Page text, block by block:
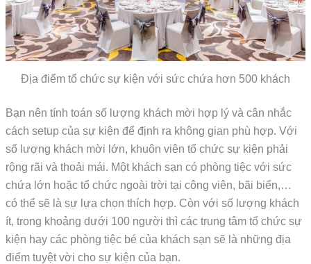
Địa điểm tổ chức sự kiện với sức chứa hơn 500 khách
Bạn nên tính toán số lượng khách mời hợp lý và cân nhắc
cách setup của sự kiện để định ra không gian phù hợp. Với
số lượng khách mời lớn, khuôn viên tổ chức sự kiện phải
rộng rãi và thoải mái. Một khách sạn có phòng tiệc với sức
chứa lớn hoặc tổ chức ngoài trời tại công viên, bãi biển,…
có thể sẽ là sự lựa chọn thích hợp. Còn với số lượng khách
ít, trong khoảng dưới 100 người thì các trung tâm tổ chức sự
kiện hay các phòng tiệc bé của khách sạn sẽ là những địa
điểm tuyệt vời cho sự kiện của bạn.